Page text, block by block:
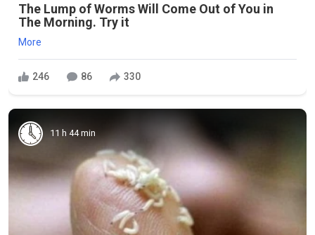
The Lump of Worms Will Come Out of You in
The Morning. Try it
More
246 86 330
11 h 44 min